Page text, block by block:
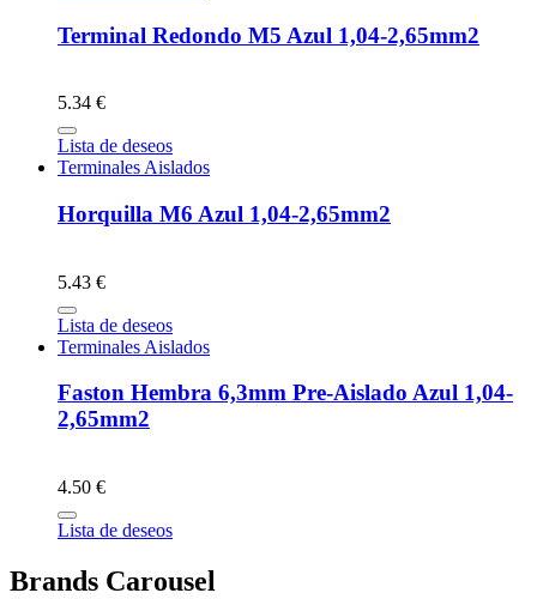
Terminal Redondo M5 Azul 1,04-2,65mm2
5.34 €
Lista de deseos
Terminales Aislados
Horquilla M6 Azul 1,04-2,65mm2
5.43 €
Lista de deseos
Terminales Aislados
Faston Hembra 6,3mm Pre-Aislado Azul 1,04-
2,65mm2
4.50 €
Lista de deseos
Brands Carousel